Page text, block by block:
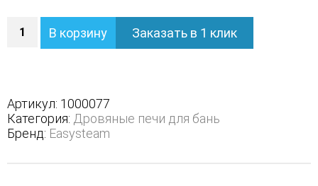
Печь
Анапа
кожухе
-
Варианты
кожуха
В корзину Заказать в 1 клик
Артикул: 1000077
Категория: Дровяные печи для бань
Бренд: Easysteam